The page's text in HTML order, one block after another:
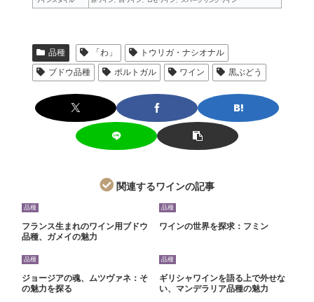
品種 「わ」
トウリガ・ナシオナル
ブドウ品種
ポルトガル ワイン 黒ぶどう
関連するワインの記事
品種
フランス生まれのワイン用ブドウ
品種、ガメイの魅力
品種
ワインの世界を探求：フミン
品種
ジョージアの魂、ムツヴァネ：そ
の魅力を探る
品種
ギリシャワインを語る上で外せな
い、マンデラリア品種の魅力